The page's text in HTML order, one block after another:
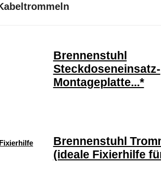
Brennenstuhl
Steckdoseneinsatz-
Montageplatte...*
Brennenstuhl
(ideale Fixierhilfe